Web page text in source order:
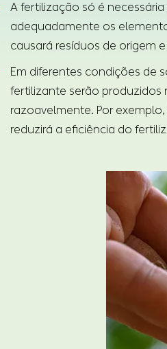
A fertilização só é
adequadamente os
causará resíduos de origem
Em diferentes condições de
fertilizante serão produzidos
razoavelmente. Por
reduzirá a eficiência do